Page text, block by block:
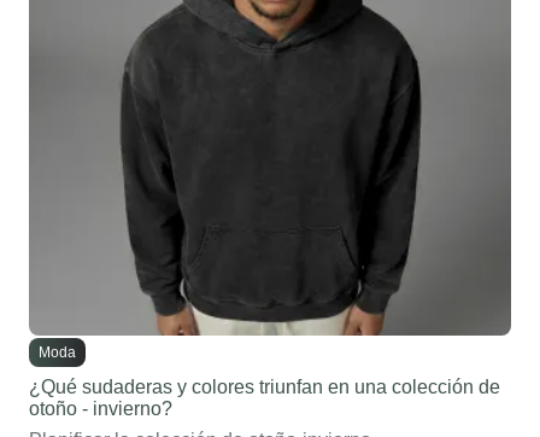
Moda
¿Qué sudaderas y colores triunfan en una colección de
otoño - invierno?